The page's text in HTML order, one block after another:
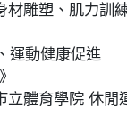
材雕塑、肌力訓
運動健康促進
立體育學院 休閒